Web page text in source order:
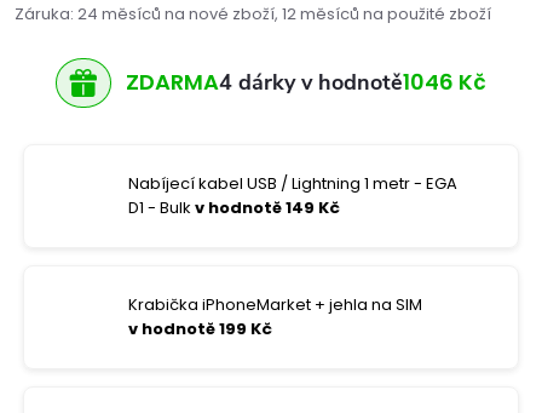
Záruka: 24 měsíců na nové zboží, 12 měsíců na použité zboží
ZDARMA4 dárky v hodnotě1046 Kč
Nabíjecí kabel USB / Lightning 1 metr - EGA
D1 - Bulk v hodnotě 149 Kč
Krabička iPhoneMarket + jehla na SIM
v hodnotě 199 Kč